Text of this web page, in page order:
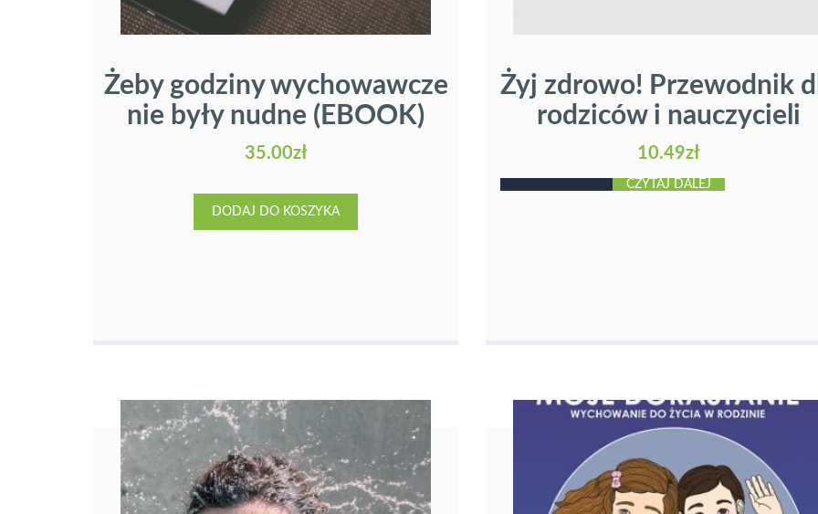
Żeby godziny wychowawcze
nie były nudne (EBOOK)
35.00zł
DODAJ DO KOSZYKA
Żyj zdrowo! Przewodnik
rodziców i nauczycieli
10.49zł
CZYTAJ DALEJ